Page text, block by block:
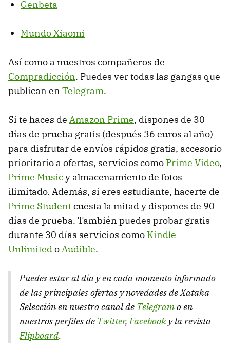
Genbeta
Mundo Xiaomi
Así como a nuestros compañeros de
Compradicción. Puedes ver todas las gangas que
publican en Telegram.
Si te haces de Amazon Prime, dispones de 30
días de prueba gratis (después 36 euros al año)
para disfrutar de envíos rápidos gratis, accesorio
prioritario a ofertas, servicios como Prime Video,
Prime Musicy almacenamiento de fotos
ilimitado. Además, si eres estudiante, hacerte de
Prime Studentcuesta la mitad y dispones de 90
días de prueba. También puedes probar gratis
durante 30 días servicios como Kindle
UnlimitedoAudible.
Puedes estar al día y en cada momento informado
de las principales ofertas y novedades de Xataka
Selección en nuestro canal de Telegramo en
nuestros perfiles de Twitter,Facebook y la revista
Flipboard.